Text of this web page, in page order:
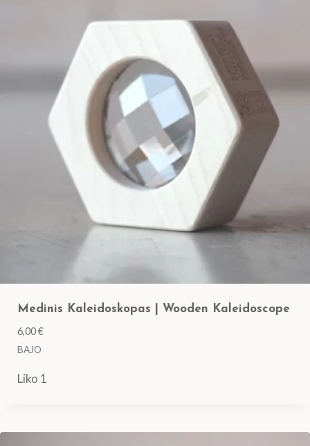
Medinis Kaleidoskopas | Wooden Kaleidoscope
6,00€
BAJO
Liko 1